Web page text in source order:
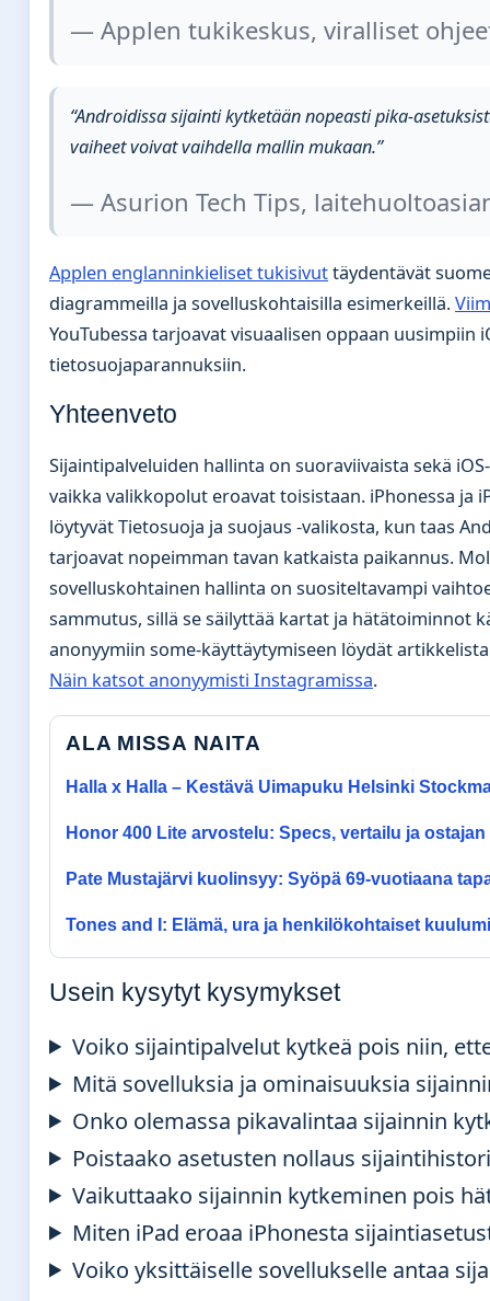
— Applen tukikeskus, viralliset
“Androidissa sijainti kytketään nopeasti pika-
vaiheet voivat vaihdella mallin mukaan.”
— Asurion Tech Tips,
Applen englanninkieliset tukisivuttäydentävät
diagrammeilla ja sovelluskohtaisilla esimerkeillä.
YouTubessa tarjoavat visuaalisen oppaan uusimpiin
tietosuojaparannuksiin.
Yhteenveto
Sijaintipalveluiden hallinta on suoraviivaista sekä
vaikka valikkopolut eroavat toisistaan. iPhonessa ja
löytyvät Tietosuoja ja suojaus -valikosta, kun taas
tarjoavat nopeimman tavan katkaista paikannus.
sovelluskohtainen hallinta on suositeltavampi
sammutus, sillä se säilyttää kartat ja hätätoiminnot
anonyymiin some-käyttäytymiseen löydät
Näin katsot anonyymisti Instagramissa.
ALA MISSA NAITA
Halla x Halla – Kestävä Uimapuku Helsinki
Honor 400 Lite arvostelu: Specs, vertailu ja
Pate Mustajärvi kuolinsyy: Syöpä 69-vuotiaana
Tones and I: Elämä, ura ja henkilökohtaiset
Usein kysytyt kysymykset
Voiko sijaintipalvelut kytkeä pois niin,
Mitä sovelluksia ja ominaisuuksia
Onko olemassa pikavalintaa sijainnin
Poistaako asetusten nollaus
Vaikuttaako sijainnin kytkeminen pois
Miten iPad eroaa iPhonesta
Voiko yksittäiselle sovellukselle antaa